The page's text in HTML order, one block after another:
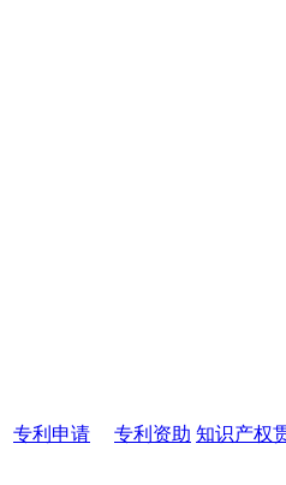
专利申请 专利资助 知识产权